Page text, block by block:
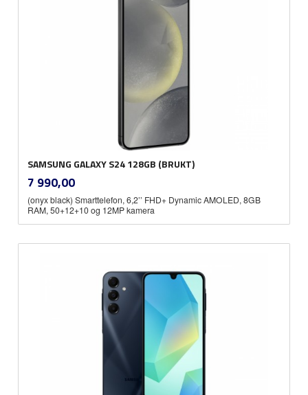
SAMSUNG GALAXY S24 128GB (BRUKT)
Pris
7 990,00mva.
(onyx black) Smarttelefon, 6,2’’ FHD+ Dynamic AMOLED, 8GB
RAM, 50+12+10 og 12MP kamera